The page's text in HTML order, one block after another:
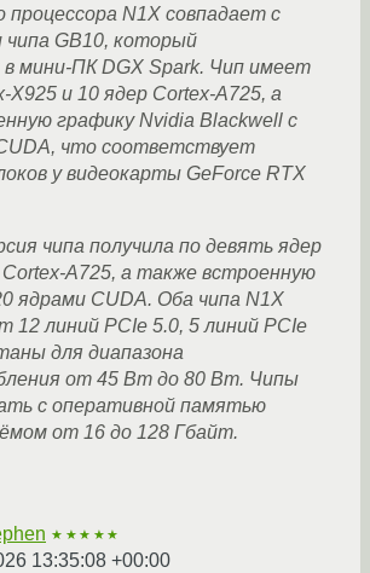
процессора N1X совпадает с
GB10, который
в мини-ПК DGX Spark. Чип имеет
X925 и 10 ядер Cortex-A725, а
графику Nvidia Blackwell с
что соответствует
у видеокарты GeForce RTX
чипа получила по девять ядер
Cortex-A725, а также встроенную
ядрами CUDA. Оба чипа N1X
12 линий PCIe 5.0, 5 линий PCIe
для диапазона
от 45 Вт до 80 Вт. Чипы
с оперативной памятью
от 16 до 128 Гбайт.
★★★★★
13:35:08 +00:00